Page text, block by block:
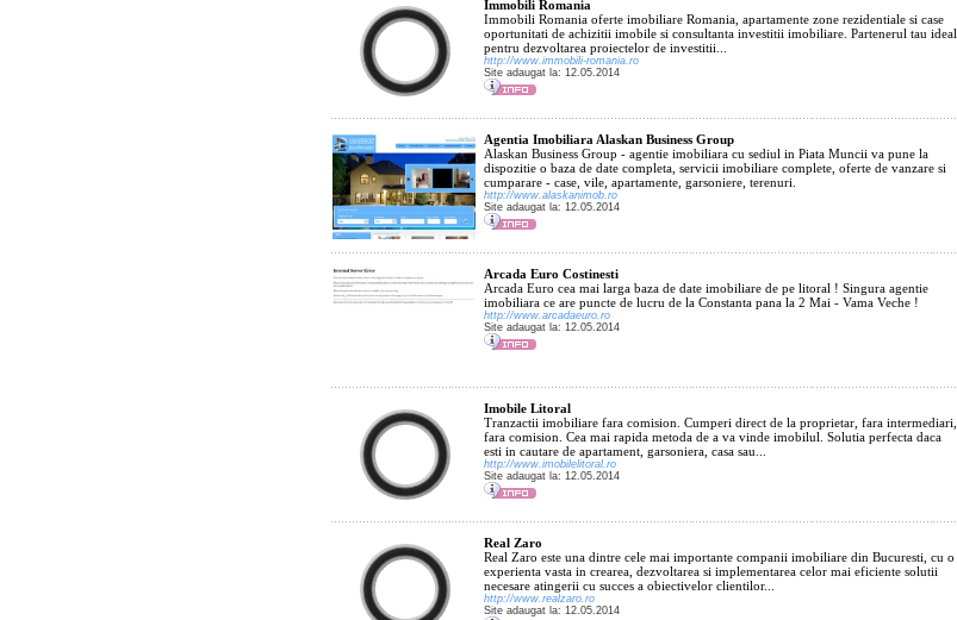
Immobili Romania
Immobili Romania oferte imobiliare Romania, apartamente zone rezidentiale si case
oportunitati de achizitii imobile si consultanta investitii imobiliare. Partenerul tau ideal
pentru dezvoltarea proiectelor de investitii...
http://www.immobili-romania.ro
Site adaugat la: 12.05.2014
Agentia Imobiliara Alaskan Business Group
Alaskan Business Group - agentie imobiliara cu sediul in Piata Muncii va pune la
dispozitie o baza de date completa, servicii imobiliare complete, oferte de vanzare si
cumparare - case, vile, apartamente, garsoniere, terenuri.
http://www.alaskanimob.ro
Site adaugat la: 12.05.2014
Arcada Euro Costinesti
Arcada Euro cea mai larga baza de date imobiliare de pe litoral ! Singura agentie
imobiliara ce are puncte de lucru de la Constanta pana la 2 Mai - Vama Veche !
http://www.arcadaeuro.ro
Site adaugat la: 12.05.2014
Imobile Litoral
Tranzactii imobiliare fara comision. Cumperi direct de la proprietar, fara intermediari,
fara comision. Cea mai rapida metoda de a va vinde imobilul. Solutia perfecta daca
esti in cautare de apartament, garsoniera, casa sau...
http://www.imobilelitoral.ro
Site adaugat la: 12.05.2014
Real Zaro
Real Zaro este una dintre cele mai importante companii imobiliare din Bucuresti, cu o
experienta vasta in crearea, dezvoltarea si implementarea celor mai eficiente solutii
necesare atingerii cu succes a obiectivelor clientilor...
http://www.realzaro.ro
Site adaugat la: 12.05.2014